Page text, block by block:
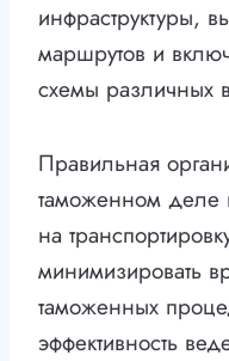
инфраструктуры,
маршрутов и
схемы различных
Правильная
таможенном деле
на
минимизировать
таможенных
эффективность